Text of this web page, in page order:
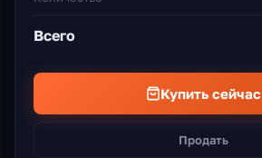
Всего
Купить сейчас
Продать